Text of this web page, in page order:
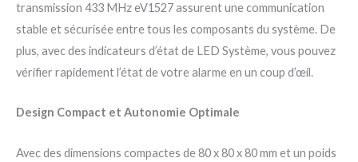
transmission 433 MHz eV1527 assurent une communication
stable et sécurisée entre tous les composants du système. De
plus, avec des indicateurs d’état de LED Système, vous pouvez
vérifier rapidement l’état de votre alarme en un coup d’œil.
Design Compact et Autonomie Optimale
Avec des dimensions compactes de 80 x 80 x 80 mm et un poids